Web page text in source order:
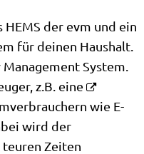
der evm und ein
für deinen Haushalt.
System.
z.B. eine
wie E-
wird der
teuren Zeiten